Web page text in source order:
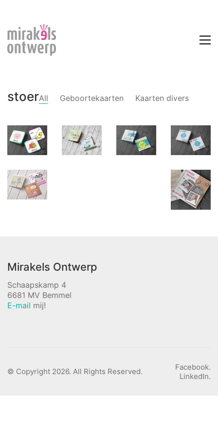
stoerAll Geboortekaarten Kaarten divers
Mirakels Ontwerp
Schaapskamp 4
6681 MV Bemmel
E-mail mij!
Facebook.
LinkedIn.
© Copyright 2026. All Rights Reserved.